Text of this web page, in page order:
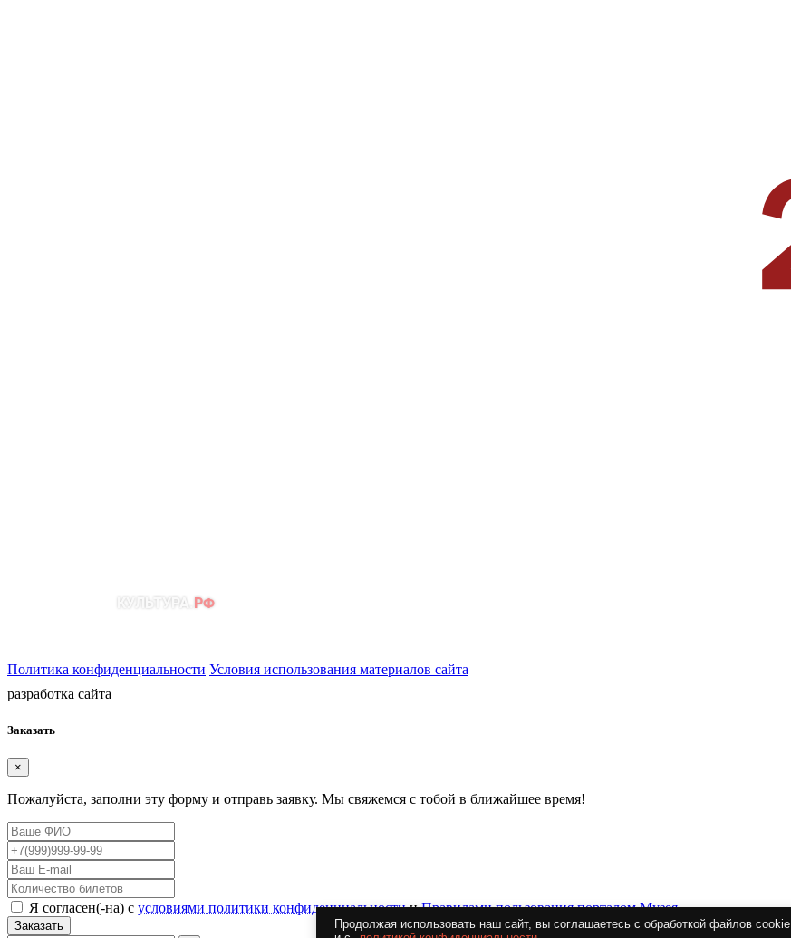
Политика конфиденциальности Условия использования материалов сайта
разработка сайта
Заказать
×
Пожалуйста, заполни эту форму и отправь заявку. Мы свяжемся с тобой в ближайшее время!
Я согласен(-на) с условиями политики конфиденциальностииПравилами пользования порталом Музея
Заказать
Продолжая использовать наш сайт, вы соглашаетесь c обработкой файлов cookie